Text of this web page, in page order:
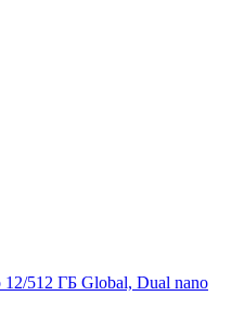
512 ГБ Global, Dual nano